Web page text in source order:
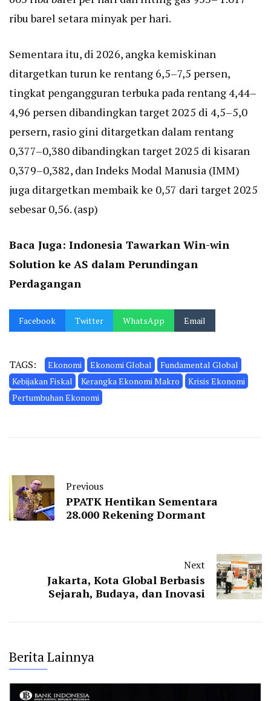
ribu barel setara minyak per hari.
Sementara itu, di 2026, angka kemiskinan
ditargetkan turun ke rentang 6,5–7,5 persen,
tingkat pengangguran terbuka pada rentang 4,44–
4,96 persen dibandingkan target 2025 di 4,5–5,0
persern, rasio gini ditargetkan dalam rentang
0,377–0,380 dibandingkan target 2025 di kisaran
0,379–0,382, dan Indeks Modal Manusia (IMM)
juga ditargetkan membaik ke 0,57 dari target 2025
sebesar 0,56. (asp)
Baca Juga: Indonesia Tawarkan Win-win
Solution ke AS dalam Perundingan
Perdagangan
Facebook Twitter WhatsApp Email
TAGS: Ekonomi Ekonomi Global
Fundamental Global
Kebijakan Fiskal
Kerangka Ekonomi Makro
Krisis Ekonomi
Pertumbuhan Ekonomi
Previous
PPATK Hentikan Sementara
28.000 Rekening Dormant
Next
Jakarta, Kota Global Berbasis
Sejarah, Budaya, dan Inovasi
Berita Lainnya